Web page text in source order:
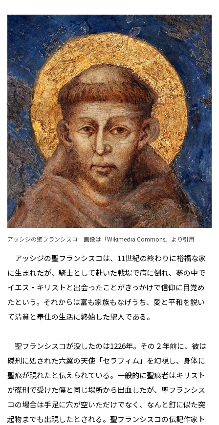
アッシジの聖フランシスコ 画像は「Wikimedia Commons」より引用
アッシジの聖フランシスコは、11世紀の終わりに裕福な家
に生まれたが、騎士として赴いた戦場で病に倒れ、夢の中で
イエス・キリストと出会ったことがきっかけで信仰に目覚め
たという。それからは富も家族もなげうち、愛と平和を説い
て清貧と奉仕の生活に終始した聖人である。
聖フランシスコが没したのは1226年。その２年前に、彼は
磔刑に処された六翼の天使「セラフィム」を幻視し、身体に
聖痕が現れたと伝えられている。一般的に聖痕者はキリスト
が磔刑で受けた傷と同じ場所から出血したが、聖フランシス
コの場合は手足に穴が空いただけでなく、なんと釘に似た突
起物までも出現したとされる。聖フランシスコの伝記作家ト